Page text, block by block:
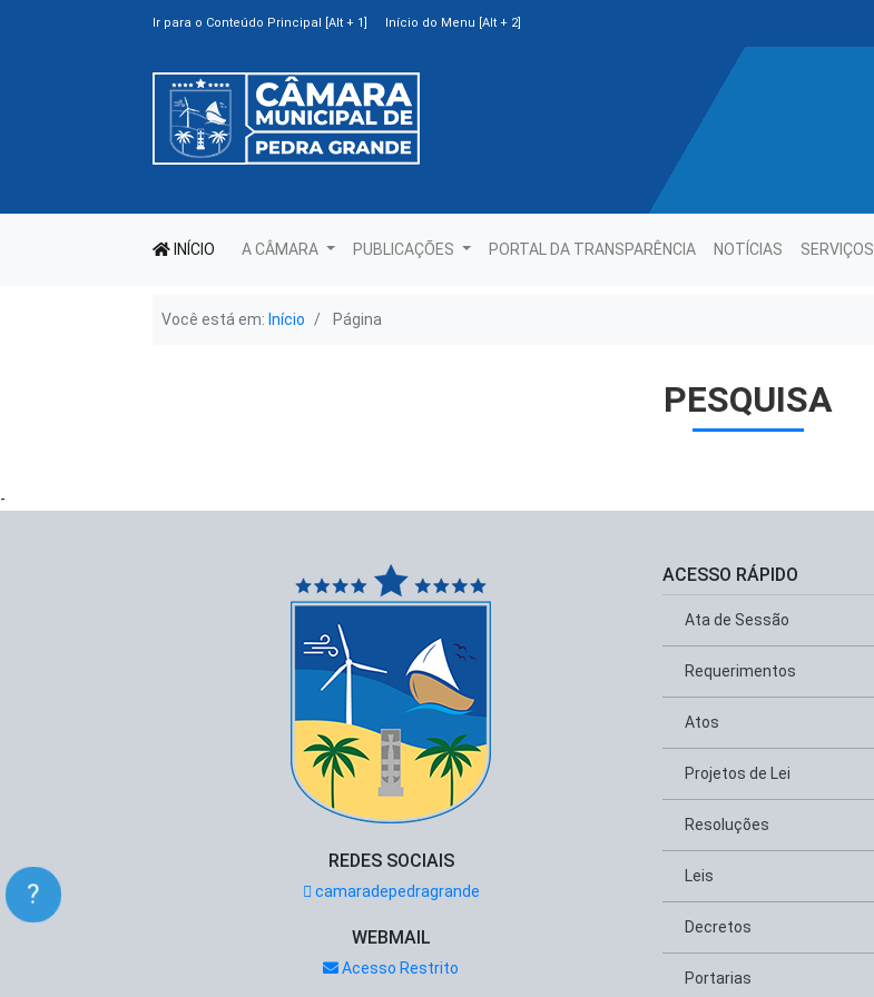
?
Ir para o Conteúdo Principal [Alt + 1] Início do Menu [Alt + 2]
INÍCIO A CÂMARA PUBLICAÇÕES PORTAL DA TRANSPARÊNCIA NOTÍCIAS SERVIÇOS
Você está em: Início Página
PESQUISA
-
REDES SOCIAIS
camaradepedragrande
WEBMAIL
Acesso Restrito
ACESSO RÁPIDO
Ata de Sessão
Requerimentos
Atos
Projetos de Lei
Resoluções
Leis
Decretos
Portarias